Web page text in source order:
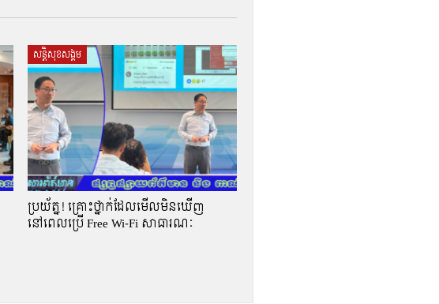
សន្តិសុខសង្គម
ប្រយ័ត្ន! គ្រោះថ្នាក់ដែលមើលមិនឃើញ
នៅពេលប្រើ Free Wi-Fi សាធារណៈ